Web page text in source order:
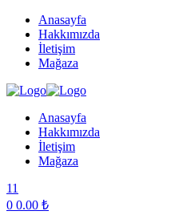
Anasayfa
Hakkımızda
İletişim
Mağaza
Anasayfa
Hakkımızda
İletişim
Mağaza
11
0 0.00 ₺